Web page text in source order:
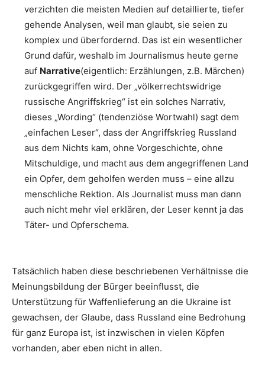
verzichten die meisten Medien auf detaillierte, tiefer
gehende Analysen, weil man glaubt, sie seien zu
komplex und überfordernd. Das ist ein wesentlicher
Grund dafür, weshalb im Journalismus heute gerne
auf Narrative(eigentlich: Erzählungen, z.B. Märchen)
zurückgegriffen wird. Der „völkerrechtswidrige
russische Angriffskrieg“ ist ein solches Narrativ,
dieses „Wording“ (tendenziöse Wortwahl) sagt dem
„einfachen Leser“, dass der Angriffskrieg Russland
aus dem Nichts kam, ohne Vorgeschichte, ohne
Mitschuldige, und macht aus dem angegriffenen Land
ein Opfer, dem geholfen werden muss – eine allzu
menschliche Rektion. Als Journalist muss man dann
auch nicht mehr viel erklären, der Leser kennt ja das
Täter- und Opferschema.
Tatsächlich haben diese beschriebenen Verhältnisse die
Meinungsbildung der Bürger beeinflusst, die
Unterstützung für Waffenlieferung an die Ukraine ist
gewachsen, der Glaube, dass Russland eine Bedrohung
für ganz Europa ist, ist inzwischen in vielen Köpfen
vorhanden, aber eben nicht in allen.